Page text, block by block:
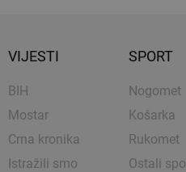
VIJESTI
BIH
Mostar
Crna kronika
Istražili smo
SPORT
Nogomet
Košarka
Rukomet
Ostali